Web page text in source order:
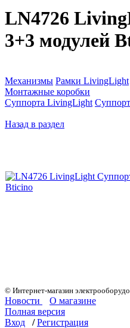
LN4726
3+3 модулей
Механизмы Рамки LivingLight
Монтажные коробки
Суппорта LivingLight
Назад в раздел
© Интернет-магазин
Новости
О магазине
Полная версия
Вход
/ Регистрация